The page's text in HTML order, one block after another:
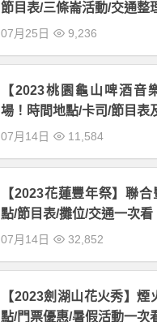
節目表/三條崙活動/交通整
07月25日 9,236
【2023桃園龜山啤酒音
場！時間地點/卡司/節目表
07月14日 11,584
【2023花蓮豐年祭】聯
點/節目表/攤位/交通一次看
07月14日 32,852
【2023劍湖山花火秀】煙
點/門票優惠/暑假活動一次